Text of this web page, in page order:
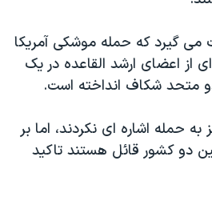
۲۰۲۴
می گيرد که حمله موشکی آمريکا
اعضای ارشد القاعده در يک
متحد شکاف انداخته است.
حمله اشاره ای نکردند، اما بر
دو کشور قائل هستند تاکيد